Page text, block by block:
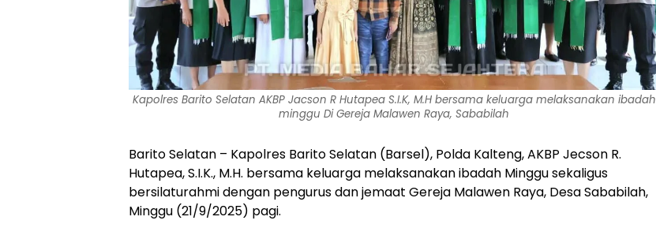
Kapolres Barito Selatan AKBP Jacson R Hutapea S.I.K, M.H bersama keluarga melaksanakan ibadah
minggu Di Gereja Malawen Raya, Sababilah
Barito Selatan – Kapolres Barito Selatan (Barsel), Polda Kalteng, AKBP Jecson R.
Hutapea, S.I.K., M.H. bersama keluarga melaksanakan ibadah Minggu sekaligus
bersilaturahmi dengan pengurus dan jemaat Gereja Malawen Raya, Desa Sababilah,
Minggu (21/9/2025) pagi.